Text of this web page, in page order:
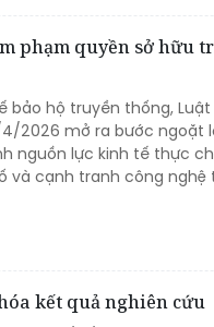
phạm quyền sở hữu
bảo hộ truyền thống,
2026 mở ra bước ngoặt
nguồn lực kinh tế thực
và cạnh tranh công nghệ
kết quả nghiên cứu